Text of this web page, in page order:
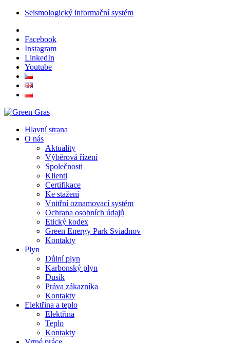
Seismologický informační systém
Facebook
Instagram
LinkedIn
Youtube
Hlavní strana
O nás
Aktuality
Výběrová řízení
Společnosti
Klienti
Certifikace
Ke stažení
Vnitřní oznamovací systém
Ochrana osobních údajů
Etický kodex
Green Energy Park Sviadnov
Kontakty
Plyn
Důlní plyn
Karbonský plyn
Dusík
Práva zákazníka
Kontakty
Elektřina a teplo
Elektřina
Teplo
Kontakty